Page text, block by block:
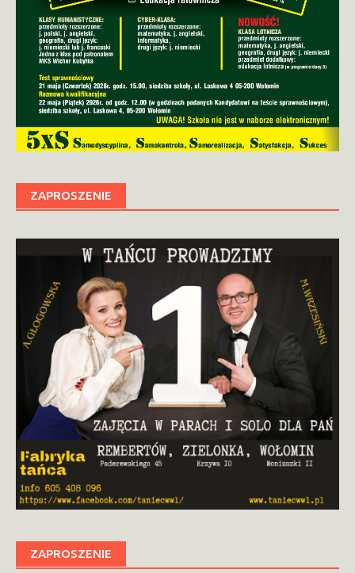
ZAPROSZENIE
ZAPROSZENIE